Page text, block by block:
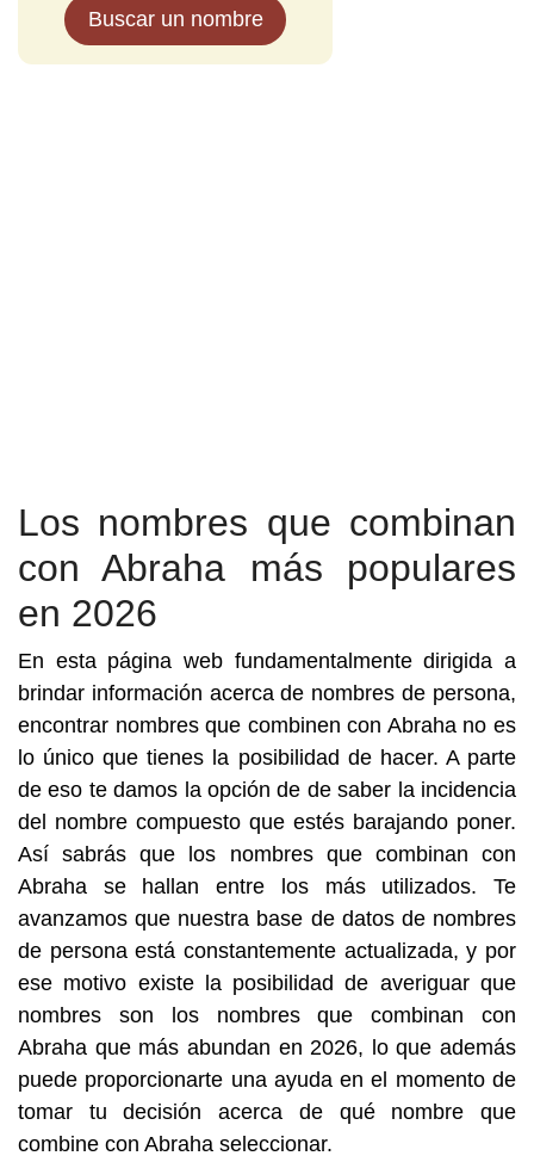
Buscar un nombre
Los nombres que combinan
con Abraha más populares
en 2026
En esta página web fundamentalmente dirigida a
brindar información acerca de nombres de persona,
encontrar nombres que combinen con Abraha no es
lo único que tienes la posibilidad de hacer. A parte
de eso te damos la opción de de saber la incidencia
del nombre compuesto que estés barajando poner.
Así sabrás que los nombres que combinan con
Abraha se hallan entre los más utilizados. Te
avanzamos que nuestra base de datos de nombres
de persona está constantemente actualizada, y por
ese motivo existe la posibilidad de averiguar que
nombres son los nombres que combinan con
Abraha que más abundan en 2026, lo que además
puede proporcionarte una ayuda en el momento de
tomar tu decisión acerca de qué nombre que
combine con Abraha seleccionar.